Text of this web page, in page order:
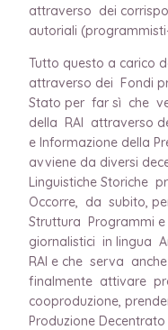
attraverso dei
autoriali
Tutto questo a carico
attraverso dei Fondi
Stato per far sì che
della RAI attraverso
e Informazione della
avviene da diversi
Linguistiche Storiche
Occorre, da subito,
Struttura Programmi
giornalistici in lingua
RAI e che serva
finalmente attivare
cooproduzione,
Produzione